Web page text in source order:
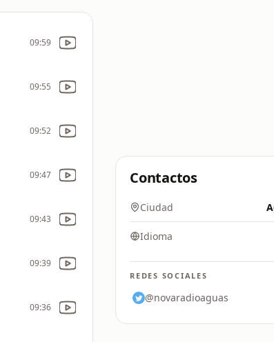
09:59
09:55
09:52
09:47
09:43
09:39
09:36
Contactos
Ciudad
Idioma
REDES SOCIALES
@novaradioaguas